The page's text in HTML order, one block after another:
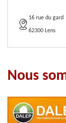
16 rue du gard
62300 Lens
Nous